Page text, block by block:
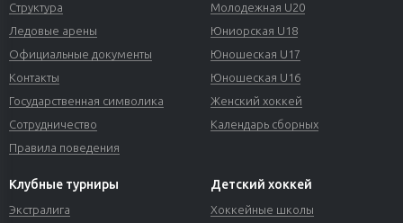
Структура
Ледовые арены
Официальные документы
Контакты
Государственная символика
Сотрудничество
Правила поведения
Молодежная U20
Юниорская U18
Юношеская U17
Юношеская U16
Женский хоккей
Календарь сборных
Клубные турниры
Экстралига
Детский хоккей
Хоккейные школы